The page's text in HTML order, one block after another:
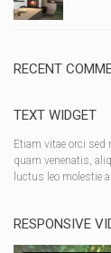
RECENT
TEXT WIDGET
Etiam vitae orci sed
quam venenatis,
luctus leo molestie
RESPONSIVE